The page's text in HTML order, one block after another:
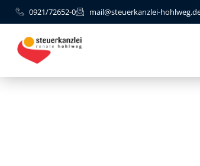
0921/72652-0 mail@steuerkanzlei-